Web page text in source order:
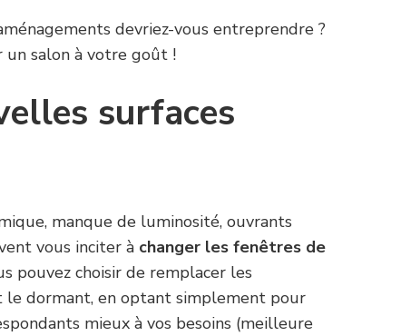
devriez-vous entreprendre ?
un salon à votre goût !
surfaces
manque de luminosité, ouvrants
vous inciter à changer les fenêtres de
pouvez choisir de remplacer les
le dormant, en optant simplement pour
mieux à vos besoins (meilleure